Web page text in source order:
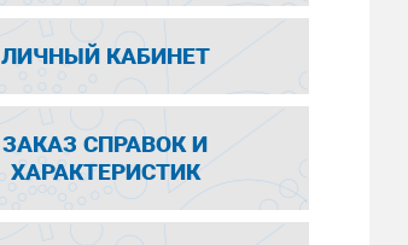
ЛИЧНЫЙ КАБИНЕТ
ЗАКАЗ СПРАВОК И
ХАРАКТЕРИСТИК